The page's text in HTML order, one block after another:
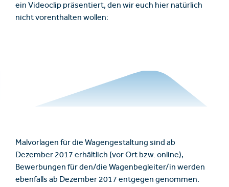
ein Videoclip präsentiert, den wir euch hier natürlich
nicht vorenthalten wollen:
Malvorlagen für die Wagengestaltung sind ab
Dezember 2017 erhältlich (vor Ort bzw. online),
Bewerbungen für den/die Wagenbegleiter/in werden
ebenfalls ab Dezember 2017 entgegen genommen.